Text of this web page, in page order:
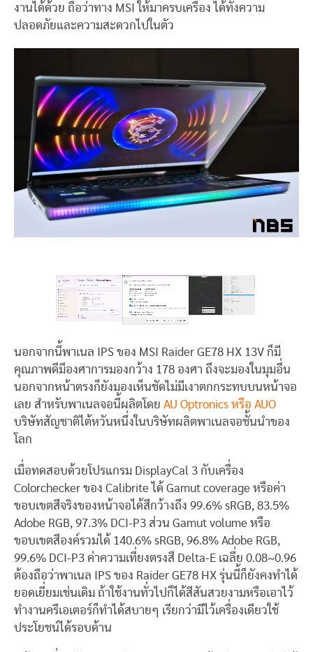
งานได้ด้วย ถือว่าทาง MSI ให้มาครบเครื่อง ได้ทั้งความ
ปลอดภัยและความสะดวกไปในตัว
นอกจากนี้พาเนล IPS ของ MSI Raider GE78 HX 13V ก็มี
คุณภาพดีมีองศาการมองกว้าง 178 องศา ถึงจะมองในมุมอื่น
นอกจากหน้าตรงก็ยังมองเห็นชัดไม่มีเงาตกกระทบบนหน้าจอ
เลย สำหรับพาเนลจอนี้ผลิตโดย AU Optronics หรือ AUO
บริษัทสัญชาติไต้หวันหนึ่งในบริษัทผลิตพาเนลจอชั้นนำของ
โลก
เมื่อทดสอบด้วยโปรแกรม DisplayCal 3 กับเครื่อง
Colorchecker ของ Calibrite ได้ Gamut coverage หรือค่า
ขอบเขตสีจริงของหน้าจอได้สีกว้างถึง 99.6% sRGB, 83.5%
Adobe RGB, 97.3% DCI-P3 ส่วน Gamut volume หรือ
ขอบเขตสีองค์รวมได้ 140.6% sRGB, 96.8% Adobe RGB,
99.6% DCI-P3 ค่าความเที่ยงตรงสี Delta-E เฉลี่ย 0.08~0.96
ต้องถือว่าพาเนล IPS ของ Raider GE78 HX รุ่นนี้ก็ยังคงทำได้
ยอดเยี่ยมเช่นเดิม ถ้าใช้งานทั่วไปก็ได้สีสันสวยงามหรือเอาไว้
ทำงานครีเอเตอร์ก็ทำได้สบายๆ เรียกว่ามีไว้เครื่องเดียวใช้
ประโยชน์ได้รอบด้าน